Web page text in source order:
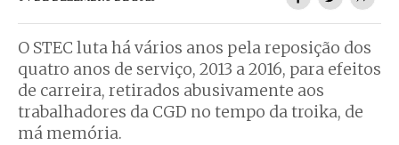
O STEC luta há vários anos pela reposição dos
quatro anos de serviço, 2013 a 2016, para efeitos
de carreira, retirados abusivamente aos
trabalhadores da CGD no tempo da troika, de
má memória.